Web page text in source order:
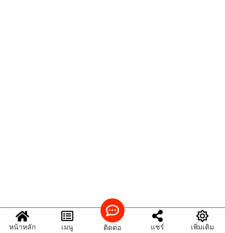
หน้าหลัก เมนู ติดต่อ แชร์ เพิ่มเติม